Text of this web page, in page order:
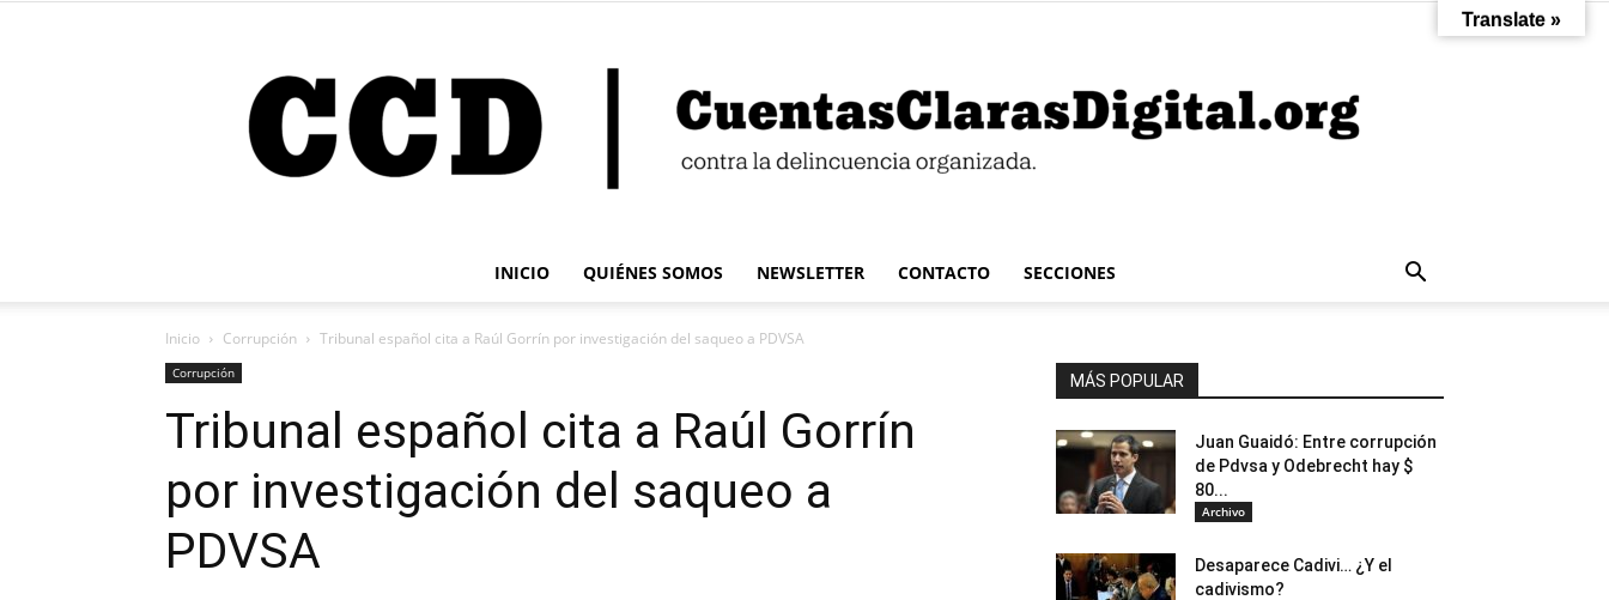
INICIO QUIÉNES SOMOS NEWSLETTER CONTACTO SECCIONES
Inicio Corrupción Tribunal español cita a Raúl Gorrín por investigación del saqueo a PDVSA
Corrupción
Tribunal español cita a Raúl Gorrín
por investigación del saqueo a
PDVSA
MÁS POPULAR
Juan Guaidó: Entre corrupción
de Pdvsa y Odebrecht hay $
80...
Archivo
Desaparece Cadivi… ¿Y el
cadivismo?
Translate »